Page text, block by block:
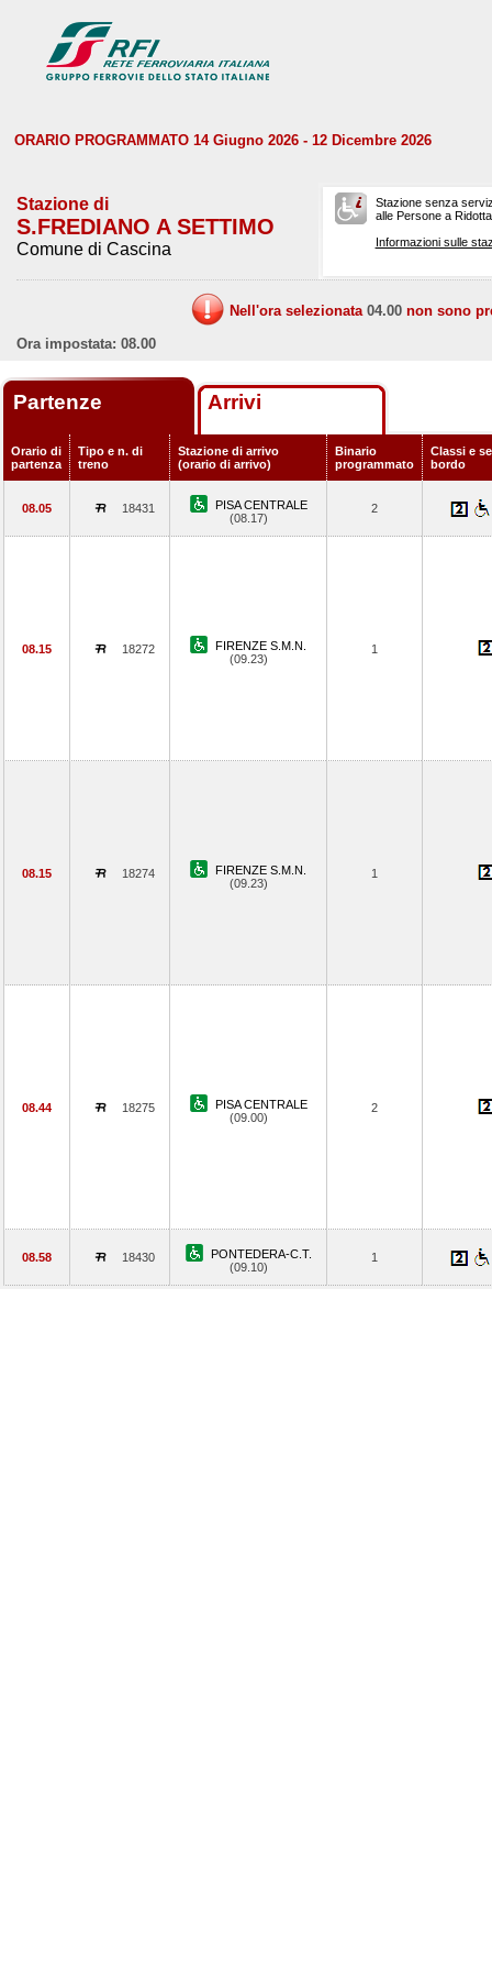
ORARIO PROGRAMMATO 14 Giugno 2026 - 12 Dicembre 2026
Stazione di
S.FREDIANO A SETTIMO
Comune di Cascina
Stazione senza
alle Persone a
Informazioni sulle
Nell'ora selezionata 04.00 non sono
Ora impostata: 08.00
Partenze Arrivi
Orario di
partenza
Tipo e n. di
treno
Stazione di arrivo
(orario di arrivo)
Binario
programmato
Classi e
bordo
08.05 18431
PISA CENTRALE
(08.17)
2
08.15 18272
FIRENZE S.M.N.
(09.23)
1
08.15 18274
FIRENZE S.M.N.
(09.23)
1
08.44 18275
PISA CENTRALE
(09.00)
2
08.58 18430
PONTEDERA-C.T.
(09.10)
1